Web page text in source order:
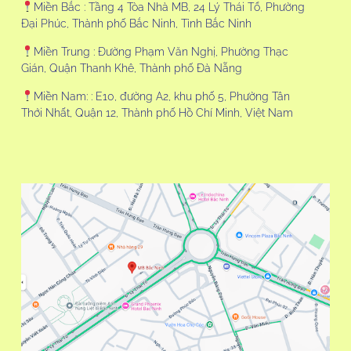
Miền Bắc : Tầng 4 Tòa Nhà MB, 24 Lý Thái Tổ, Phường
Đại Phúc, Thành phố Bắc Ninh, Tỉnh Bắc Ninh
Miền Trung : Đường Phạm Văn Nghị, Phường Thạc
Gián, Quận Thanh Khê, Thành phố Đà Nẵng
Miền Nam: : E10, đường A2, khu phố 5, Phường Tân
Thới Nhất, Quận 12, Thành phố Hồ Chí Minh, Việt Nam